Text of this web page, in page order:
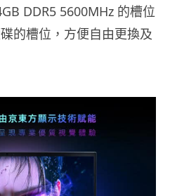
DDR5 5600MHz 的槽位
的槽位，方便自由更換及